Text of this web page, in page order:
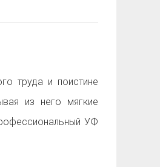
труда и поистине
из него мягкие
УФ